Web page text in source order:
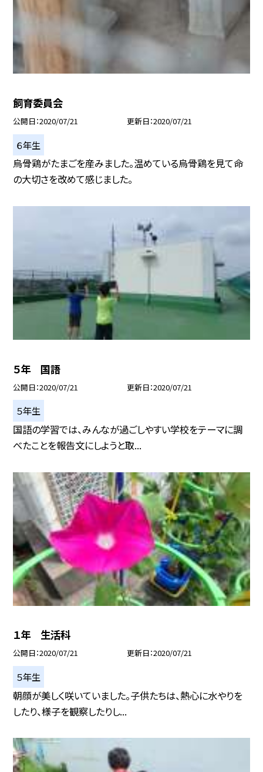
飼育委員会
公開日 2020/07/21 更新日 2020/07/21
６年生
烏骨鶏がたまごを産みました。温めている烏骨鶏を見て命
の大切さを改めて感じました。
５年 国語
公開日 2020/07/21 更新日 2020/07/21
５年生
国語の学習では、みんなが過ごしやすい学校をテーマに調
べたことを報告文にしようと取...
１年 生活科
公開日 2020/07/21 更新日 2020/07/21
５年生
朝顔が美しく咲いていました。子供たちは、熱心に水やりを
したり、様子を観察したりし...